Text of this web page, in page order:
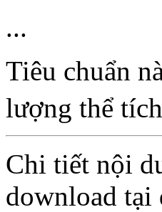
...
Tiêu chuẩn
lượng thể
Chi tiết nội
download tại